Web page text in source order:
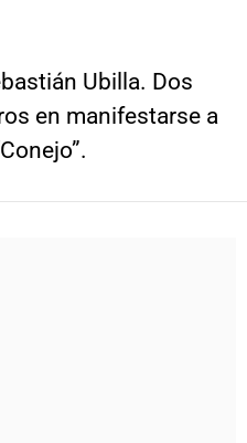
Ubilla. Dos
en manifestarse a